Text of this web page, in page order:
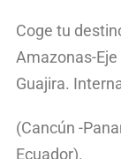
Coge tu
Amazonas-
Guajira.
(Cancún -
Ecuador).